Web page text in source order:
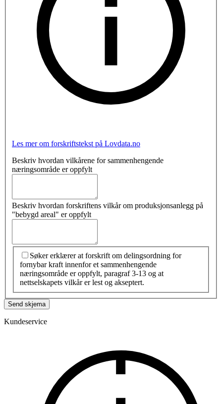
Les mer om forskriftstekst på Lovdata.no
Beskriv hvordan vilkårene for sammenhengende
næringsområde er oppfylt
Beskriv hvordan forskriftens vilkår om produksjonsanlegg på
"bebygd areal" er oppfylt
Søker erklærer at forskrift om delingsordning for
fornybar kraft innenfor et sammenhengende
næringsområde er oppfylt, paragraf 3-13 og at
nettselskapets vilkår er lest og akseptert.
Send skjema
Kundeservice